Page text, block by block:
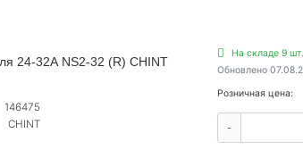
24-32А NS2-32 (R) CHINT
146475
CHINT
На складе 9 шт.
Обновлено
Розничная цена:
-